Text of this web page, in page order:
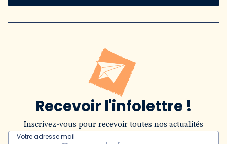
Recevoir l'infolettre !
Inscrivez-vous pour recevoir toutes nos actualités
Votre adresse mail